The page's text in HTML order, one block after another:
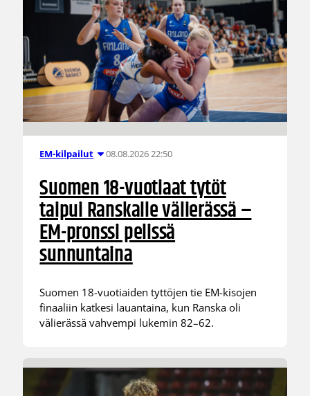
EM-kilpailut 08.08.2026 22:50
Suomen 18-vuotiaat tytöt
taipui Ranskalle välierässä –
EM-pronssi pelissä
sunnuntaina
Suomen 18-vuotiaiden tyttöjen tie EM-kisojen
finaaliin katkesi lauantaina, kun Ranska oli
välierässä vahvempi lukemin 82–62.